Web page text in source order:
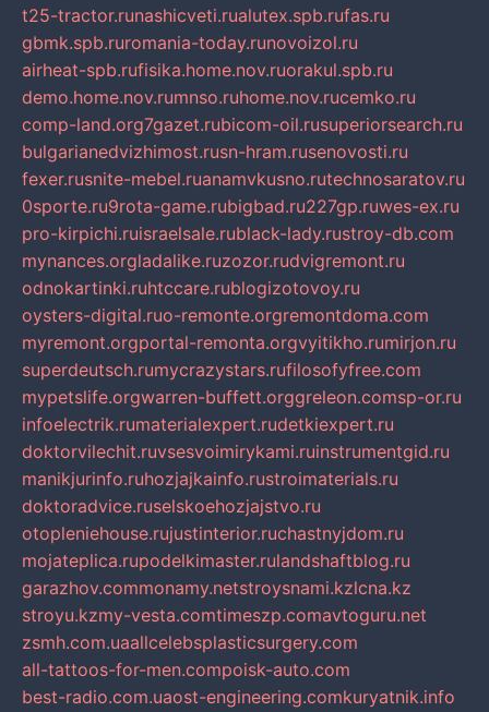
t25-tractor.runashicveti.rualutex.spb.rufas.ru
gbmk.spb.ruromania-today.runovoizol.ru
airheat-spb.rufisika.home.nov.ruorakul.spb.ru
demo.home.nov.rumnso.ruhome.nov.rucemko.ru
comp-land.org7gazet.rubicom-oil.rusuperiorsearch.ru
bulgarianedvizhimost.rusn-hram.rusenovosti.ru
fexer.rusnite-mebel.ruanamvkusno.rutechnosaratov.ru
0sporte.ru9rota-game.rubigbad.ru227gp.ruwes-ex.ru
pro-kirpichi.ruisraelsale.rublack-lady.rustroy-db.com
mynances.orgladalike.ruzozor.rudvigremont.ru
odnokartinki.ruhtccare.rublogizotovoy.ru
oysters-digital.ruo-remonte.orgremontdoma.com
myremont.orgportal-remonta.orgvyitikho.rumirjon.ru
superdeutsch.rumycrazystars.rufilosofyfree.com
mypetslife.orgwarren-buffett.orggreleon.comsp-or.ru
infoelectrik.rumaterialexpert.rudetkiexpert.ru
doktorvilechit.ruvsesvoimirykami.ruinstrumentgid.ru
manikjurinfo.ruhozjajkainfo.rustroimaterials.ru
doktoradvice.ruselskoehozjajstvo.ru
otopleniehouse.rujustinterior.ruchastnyjdom.ru
mojateplica.rupodelkimaster.rulandshaftblog.ru
garazhov.commonamy.netstroysnami.kzlcna.kz
stroyu.kzmy-vesta.comtimeszp.comavtoguru.net
zsmh.com.uaallcelebsplasticsurgery.com
all-tattoos-for-men.compoisk-auto.com
best-radio.com.uaost-engineering.comkuryatnik.info